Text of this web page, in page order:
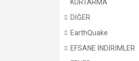
KURTARMA
DİĞER
EarthQuake
EFSANE İNDİRİMLER